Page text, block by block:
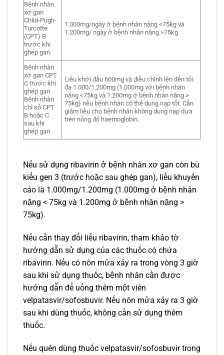
Bệnh nhân
xơ gan
Child-Pugh-
Turcotte
(CPT) B
trước khi
ghép gan.
1.000mg/ngày ở bệnh nhân nặng <75kg và
1.200mg/ ngày ở bệnh nhân nặng >75kg
Bệnh nhân
xơ gan CPT
C trước khi
ghép gan.
Bệnh nhân
chỉ số CPT
B hoặc C
sau khi
ghép gan.
Liều khởi đầu 600mg và điều chỉnh lên đến tối
đa 1.000/1.200mg (1.000mg với bệnh nhân
nặng <75kg và 1.200mg ở bệnh nhân nặng >
75kg) nếu bệnh nhân có thể dung nạp tốt. Cần
giảm liều cho bệnh nhân không dung nạp dựa
trên nồng độ haemoglobin.
Nếu sử dụng ribavirin ở bệnh nhân xơ gan còn bù
kiểu gen 3 (trước hoặc sau ghép gan), liều khuyến
cáo là 1.000mg/1.200mg (1.000mg ở bệnh nhân
nặng < 75kg và 1.200mg ở bệnh nhân nặng >
75kg).
Nếu cần thay đổi liều ribavirin, tham khảo tờ
hướng dẫn sử dụng của các thuốc có chứa
ribavirin. Nếu có nôn mửa xảy ra trong vòng 3 giờ
sau khi sử dụng thuốc, bệnh nhân cần được
hướng dẫn để uống thêm một viên
velpatasvir/sofosbuvir. Nếu nôn mửa xảy ra 3 giờ
sau khi dùng thuốc, không cần sử dụng thêm
thuốc.
Nếu quên dùng thuốc velpatasvir/sofosbuvir trong